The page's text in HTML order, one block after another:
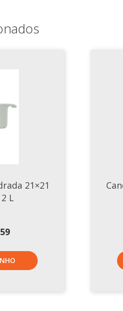
21×21
L
O
atual
é:
R$111,59.